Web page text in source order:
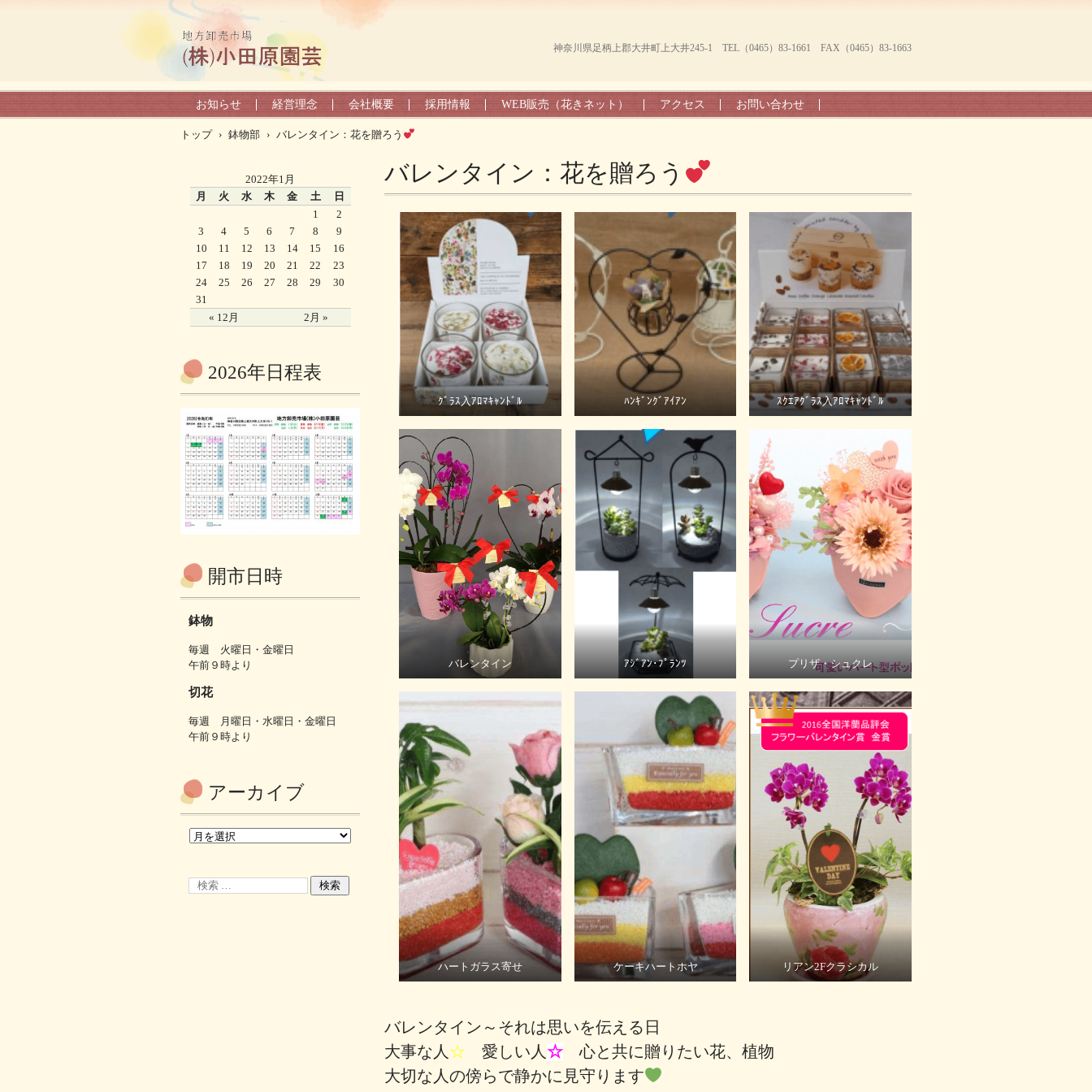
神奈川県足柄上郡大井町上大井245-1 TEL（0465）83-1661 FAX（0465）83-1663
お知らせ 経営理念 会社概要 採用情報 WEB販売（花きネット） アクセス お問い合わせ
トップ › 鉢物部 › バレンタイン：花を贈ろう
バレンタイン：花を贈ろう
ｸﾞﾗｽ入ｱﾛﾏｷｬﾝﾄﾞﾙ ﾊﾝｷﾞﾝｸﾞｱｲｱﾝ ｽｸｴｱｸﾞﾗｽ入ｱﾛﾏｷｬﾝﾄﾞﾙ
バレンタイン ｱｼﾞｱﾝ･ﾌﾟﾗﾝﾂ プリザ・シュクレ
ハートガラス寄せ ケーキハートホヤ リアン2Fクラシカル
バレンタイン～それは思いを伝える日
大事な人☆ 愛しい人☆ 心と共に贈りたい花、植物
大切な人の傍らで静かに見守ります
2022年1月
月
火 水 木 金 土 日
« 12月 2月 »
1
2
3
4 5 6 7 8
9
10
11 12 13 14 15
16
17
18 19 20 21 22
23
24
25 26 27 28 29
30
31
2026年日程表
開市日時
鉢物
毎週 火曜日・金曜日
午前９時より
切花
毎週 月曜日・水曜日・金曜日
午前９時より
アーカイブ